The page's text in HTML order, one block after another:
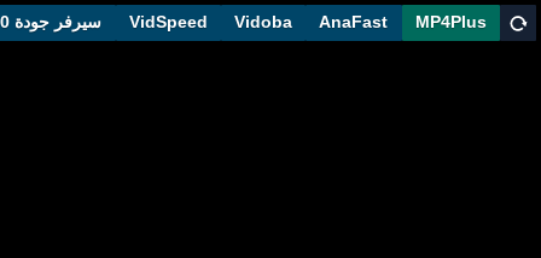
MP4Plus
AnaFast
Vidoba
VidSpeed سيرفر جودة 1080